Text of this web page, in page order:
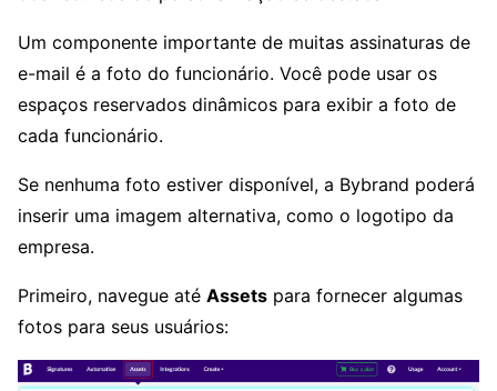
Um componente importante de muitas assinaturas de
e-mail é a foto do funcionário. Você pode usar os
espaços reservados dinâmicos para exibir a foto de
cada funcionário.
Se nenhuma foto estiver disponível, a Bybrand poderá
inserir uma imagem alternativa, como o logotipo da
empresa.
Primeiro, navegue até Assets para fornecer algumas
fotos para seus usuários: